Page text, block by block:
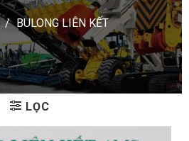
/ BULONG LIÊN KẾT
LỌC